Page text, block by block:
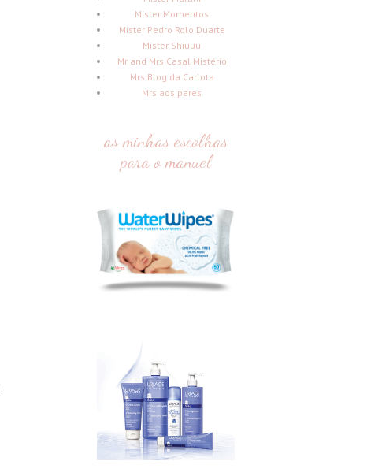
Mister Momentos
Mister Pedro Rolo Duarte
Mister Shiuuu
Mr and Mrs Casal Mistério
Mrs Blog da Carlota
Mrs aos pares
as minhas escolhas
para o manuel